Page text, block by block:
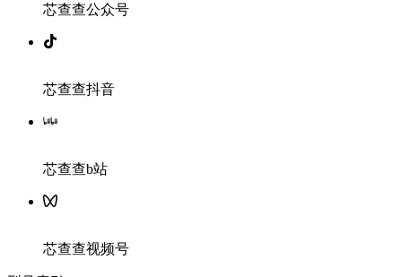
芯查查公众号
芯查查抖音
芯查查b站
芯查查视频号